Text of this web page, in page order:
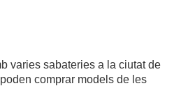
varies sabateries a la ciutat de
comprar models de les